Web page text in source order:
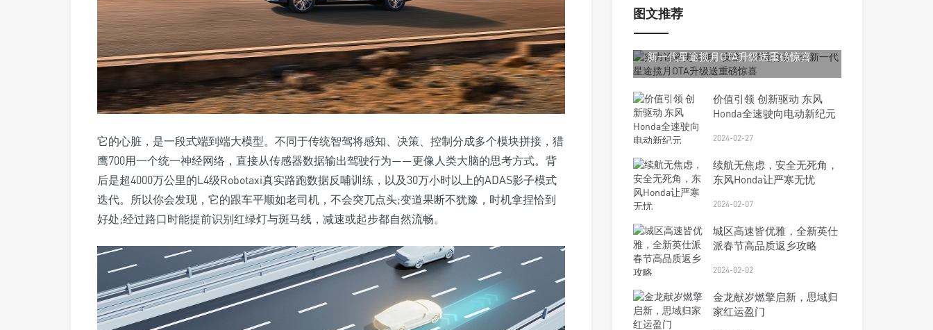
它的心脏，是一段式端到端大模型。不同于传统智驾将感知、决策、控制分成多个模块拼接，猎
鹰700用一个统一神经网络，直接从传感器数据输出驾驶行为——更像人类大脑的思考方式。背
后是超4000万公里的L4级Robotaxi真实路跑数据反哺训练，以及30万小时以上的ADAS影子模式
迭代。所以你会发现，它的跟车平顺如老司机，不会突兀点头;变道果断不犹豫，时机拿捏恰到
好处;经过路口时能提前识别红绿灯与斑马线，减速或起步都自然流畅。
图文推荐
新一代星途揽月OTA升级送重磅惊喜
价值引领 创新驱动 东风
Honda全速驶向电动新纪元
2024-02-27
续航无焦虑，安全无死角，
东风Honda让严寒无忧
2024-02-07
城区高速皆优雅，全新英仕
派春节高品质返乡攻略
2024-02-02
金龙献岁燃擎启新，思域归
家红运盈门